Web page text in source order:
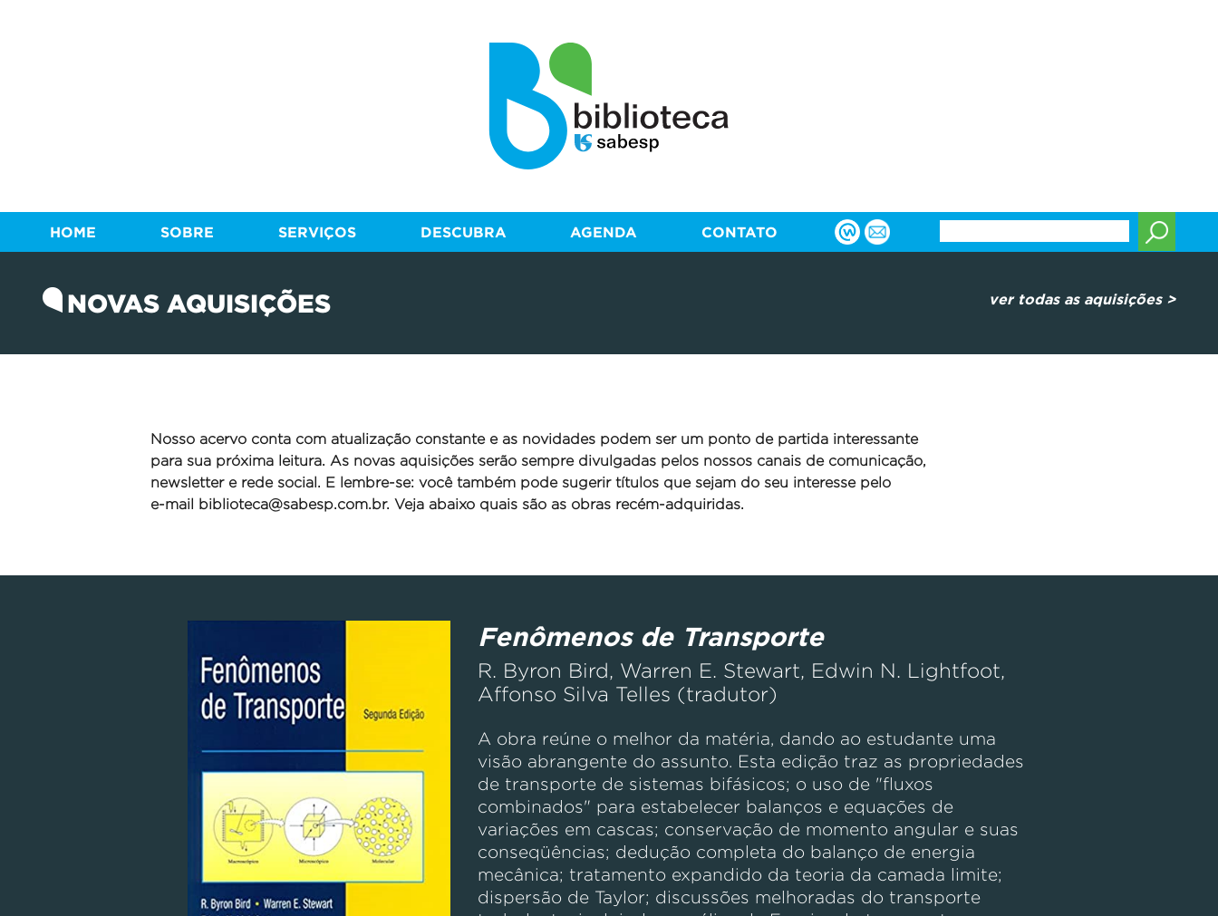
HOME SOBRE SERVIÇOS DESCUBRA AGENDA CONTATO
NOVAS AQUISIÇÕES ver todas as aquisições >
Nosso acervo conta com atualização constante e as novidades podem ser um ponto de partida interessante
para sua próxima leitura. As novas aquisições serão sempre divulgadas pelos nossos canais de comunicação,
newsletter e rede social. E lembre-se: você também pode sugerir títulos que sejam do seu interesse pelo
e-mail
biblioteca@sabesp.com.br. Veja abaixo quais são as obras recém-adquiridas.
Fenômenos de Transporte
R. Byron Bird, Warren E. Stewart, Edwin N. Lightfoot,
Affonso Silva Telles (tradutor)
A obra reúne o melhor da matéria, dando ao estudante uma
visão abrangente do assunto. Esta edição traz as propriedades
de transporte de sistemas bifásicos; o uso de "fluxos
combinados" para estabelecer balanços e equações de
variações em cascas; conservação de momento angular e suas
conseqüências; dedução completa do balanço de energia
mecânica; tratamento expandido da teoria da camada limite;
dispersão de Taylor; discussões melhoradas do transporte